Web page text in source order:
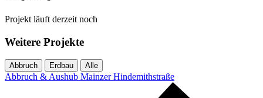
Projekt läuft derzeit noch
Weitere Projekte
Abbruch Erdbau Alle
Abbruch & Aushub Mainzer Hindemithstraße